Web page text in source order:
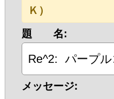
Ｋ）
題 名:
メッセージ: